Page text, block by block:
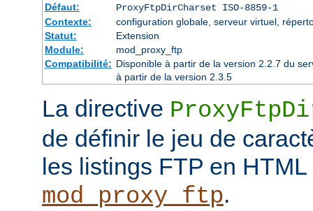
Défaut:
ProxyFtpDirCharset ISO-8859-1
Contexte:
configuration globale, serveur virtuel,
Statut:
Extension
Module:
mod_proxy_ftp
Compatibilité: Disponible à partir de la version 2.2.7 du
à partir de la version 2.3.5
La directive
de définir le jeu de
les listings FTP en
mod_proxy_ftp.